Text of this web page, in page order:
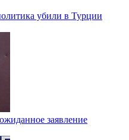
убили в Турции
заявление